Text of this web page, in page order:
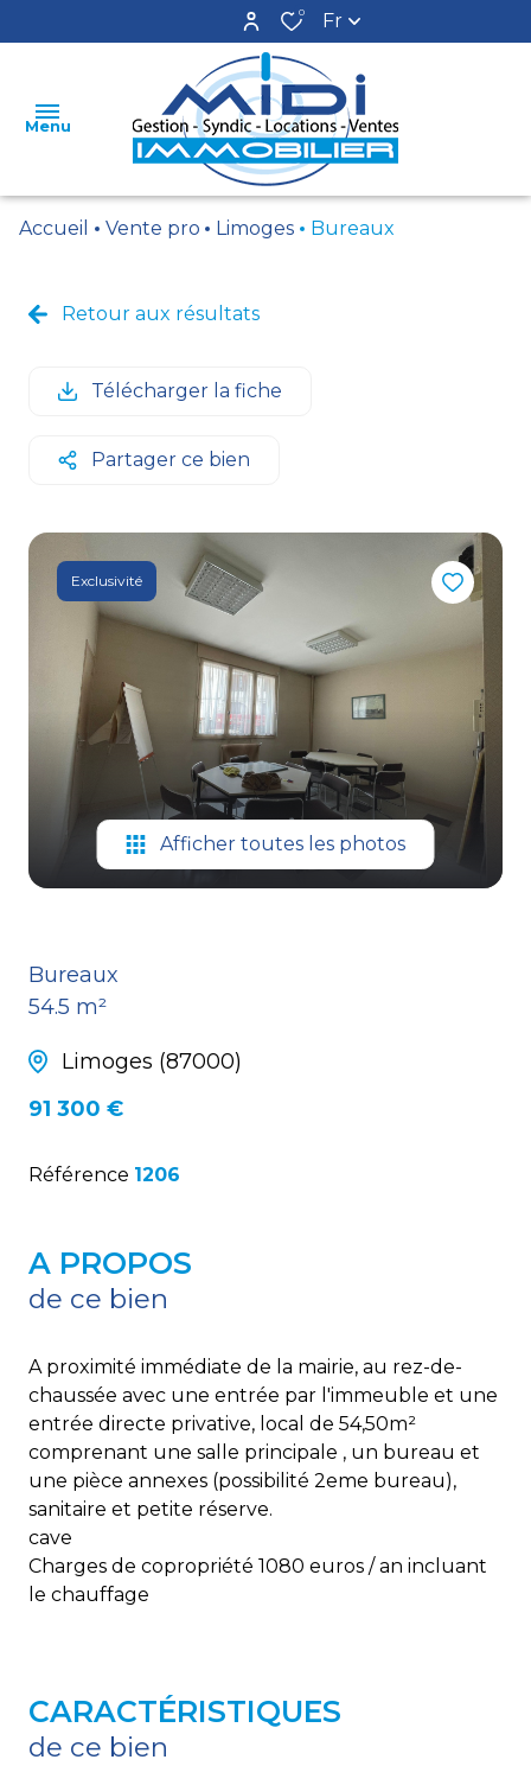
0 Fr
Menu
LOCATIONS
ESTIMATION
GESTION
CONTACT
Accueil Vente pro Limoges Bureaux
Retour aux résultats
Télécharger la fiche
Partager ce bien
Exclusivité
Afficher toutes les photos
Bureaux
54.5 m²
Limoges (87000)
91 300 €
Référence 1206
A PROPOS
de ce bien
A proximité immédiate de la mairie, au rez-de-
chaussée avec une entrée par l'immeuble et une
entrée directe privative, local de 54,50m²
comprenant une salle principale , un bureau et
une pièce annexes (possibilité 2eme bureau),
sanitaire et petite réserve.
cave
Charges de copropriété 1080 euros / an incluant
le chauffage
CARACTÉRISTIQUES
de ce bien